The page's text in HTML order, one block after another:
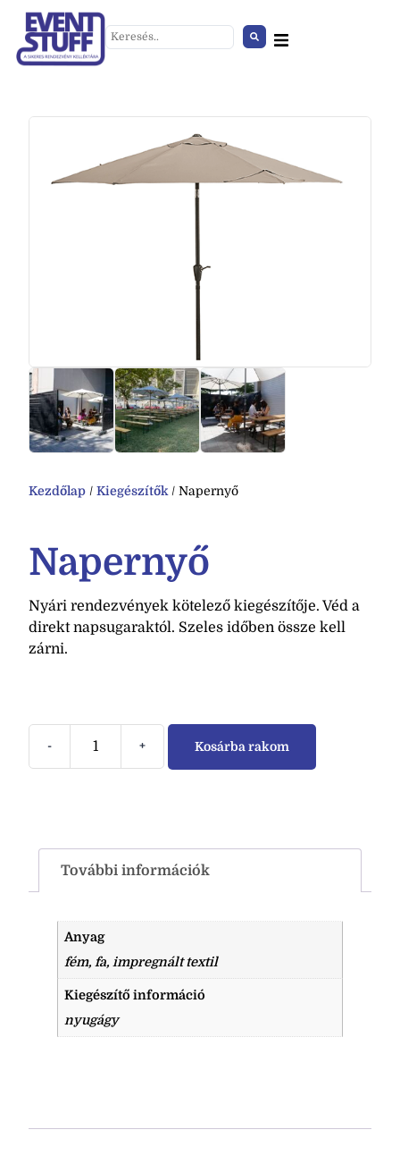
Kezdőlap / Kiegészítők / Napernyő
Napernyő
Nyári rendezvények kötelező kiegészítője. Véd a
direkt napsugaraktól. Szeles időben össze kell
zárni.
- + Kosárba rakom
További információk
Anyag
fém, fa, impregnált textil
Kiegészítő információ
nyugágy